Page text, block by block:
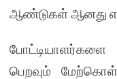
ஆண்டுகள் ஆனது
போட்டியாளர்களை
பெறவும்